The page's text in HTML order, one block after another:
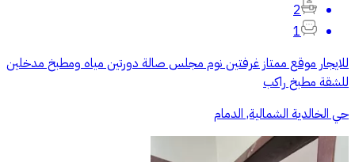
2
1
للايجار موقع ممتاز غرفتين نوم مجلس صالة دورتين مياه ومطبخ مدخلين
للشقة مطبخ راكب
حي الخالدية الشمالية, الدمام